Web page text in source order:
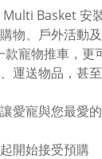
Basket 安
物、戶外活動及
寵物推車，更
運送物品，甚
愛寵與您最愛
開始接受預購